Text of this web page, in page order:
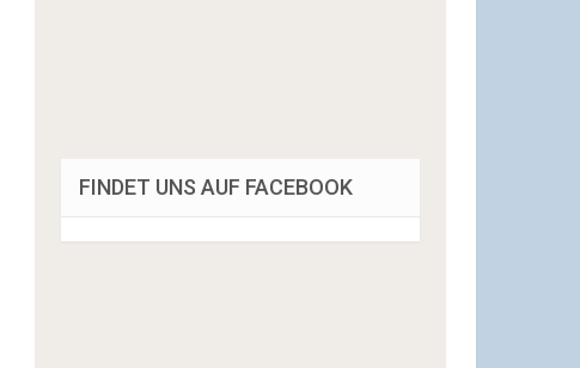
FINDET UNS AUF FACEBOOK